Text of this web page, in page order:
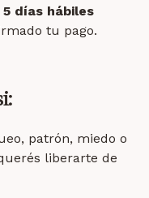
días hábiles
tu pago.
patrón, miedo o
liberarte de